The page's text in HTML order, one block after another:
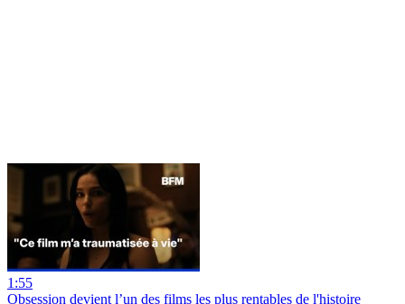
1:55
Obsession devient l’un des films les plus rentables de l'histoire